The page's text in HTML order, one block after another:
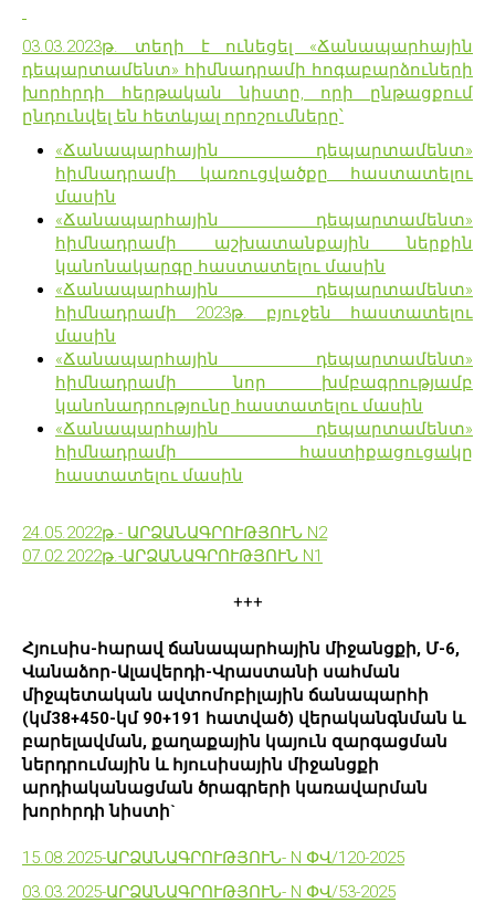
03.03.2023թ. տեղի է ունեցել «Ճանապարհային
դեպարտամենտ» հիմնադրամի հոգաբարձուների
խորհրդի հերթական նիստը, որի ընթացքում
ընդունվել են հետևյալ որոշումները՝
«Ճանապարհային դեպարտամենտ»
հիմնադրամի կառուցվածքը հաստատելու
մասին
«Ճանապարհային դեպարտամենտ»
հիմնադրամի աշխատանքային ներքին
կանոնակարգը հաստատելու մասին
«Ճանապարհային դեպարտամենտ»
հիմնադրամի 2023թ. բյուջեն հաստատելու
մասին
«Ճանապարհային դեպարտամենտ»
հիմնադրամի նոր խմբագրությամբ
կանոնադրությունը հաստատելու մասին
«Ճանապարհային դեպարտամենտ»
հիմնադրամի հաստիքացուցակը
հաստատելու մասին
24.05.2022թ.- ԱՐՁԱՆԱԳՐՈՒԹՅՈՒՆ N2
07.02.2022թ.-ԱՐՁԱՆԱԳՐՈՒԹՅՈՒՆ N1
+++
Հյուսիս-հարավ ճանապարհային միջանցքի, Մ-6,
Վանաձոր-Ալավերդի-Վրաստանի սահման
միջպետական ավտոմոբիլային ճանապարհի
(կմ38+450-կմ 90+191 հատված) վերականգնման և
բարելավման, քաղաքային կայուն զարգացման
ներդրումային և հյուսիսային միջանցքի
արդիականացման ծրագրերի կառավարման
խորհրդի նիստի`
15.08.2025-ԱՐՁԱՆԱԳՐՈՒԹՅՈՒՆ- N ՓՎ/120-2025
03.03.2025-ԱՐՁԱՆԱԳՐՈՒԹՅՈՒՆ- N ՓՎ/53-2025